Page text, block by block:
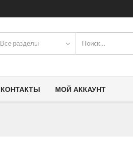
Все разделы
КОНТАКТЫ МОЙ АККАУНТ